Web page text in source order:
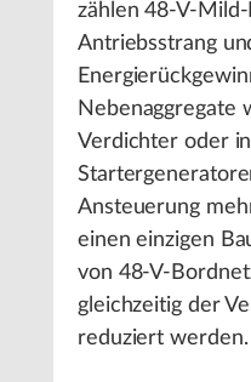
zählen 48-V-
Antriebsstrang
Nebenaggregate
Verdichter oder
Ansteuerung
einen einzigen
von 48-V-
gleichzeitig der
reduziert werden.